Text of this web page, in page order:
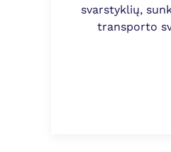
svarstyklių,
transporto